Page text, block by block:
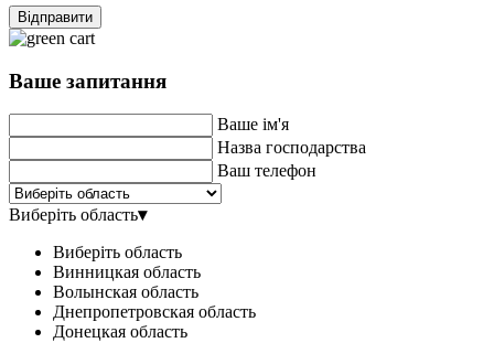
Відправити
Ваше запитання
Ваше ім'я
Назва господарства
Ваш телефон
Виберіть область▾
Виберіть область
Винницкая область
Волынская область
Днепропетровская область
Донецкая область